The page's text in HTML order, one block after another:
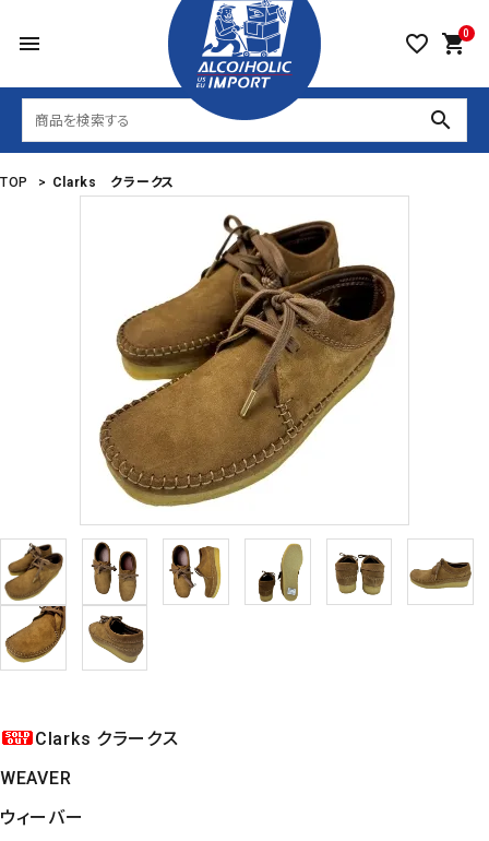
menu favorite_border 0
shopping_cart
search
TOP > Clarks クラークス
Clarks クラークス
WEAVER
ウィーバー